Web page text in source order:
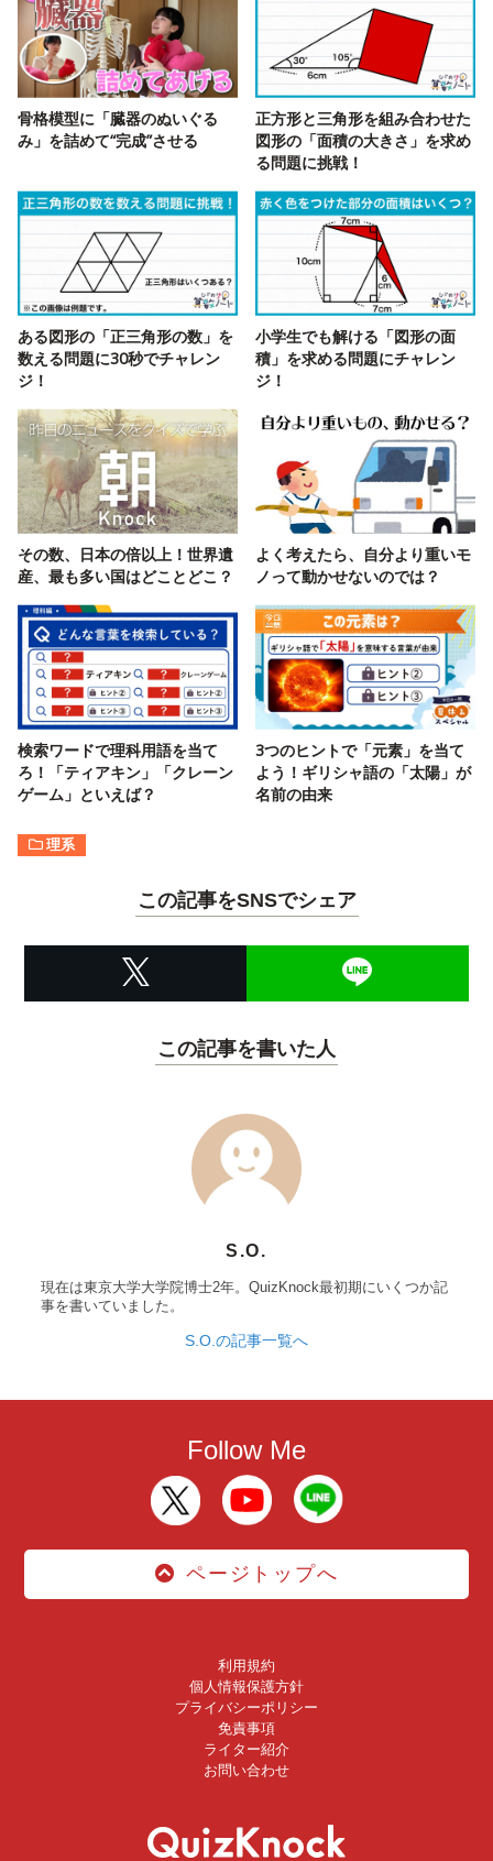
骨格模型に「臓器のぬいぐる
み」を詰めて“完成”させる
正方形と三角形を組み合わせた
図形の「面積の大きさ」を求め
る問題に挑戦！
ある図形の「正三角形の数」を
数える問題に30秒でチャレン
ジ！
小学生でも解ける「図形の面
積」を求める問題にチャレン
ジ！
その数、日本の倍以上！世界遺
産、最も多い国はどことどこ？
よく考えたら、自分より重いモ
ノって動かせないのでは？
検索ワードで理科用語を当て
ろ！「ティアキン」「クレーン
ゲーム」といえば？
3つのヒントで「元素」を当て
よう！ギリシャ語の「太陽」が
名前の由来
理系
この記事をSNSでシェア
この記事を書いた人
S.O.
現在は東京大学大学院博士2年。QuizKnock最初期にいくつか記
事を書いていました。
S.O.の記事一覧へ
Follow Me
ページトップへ
利用規約
個人情報保護方針
プライバシーポリシー
免責事項
ライター紹介
お問い合わせ